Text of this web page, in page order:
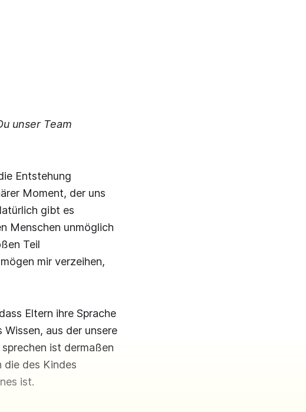
unser Team
Entstehung
Moment, der uns
gibt es
Menschen unmöglich
Teil
mir verzeihen,
Eltern ihre Sprache
aus der unsere
ist dermaßen
die des Kindes
ist.